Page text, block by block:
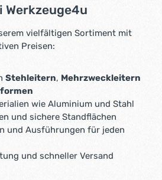
Werkzeuge4u
vielfältigen Sortiment mit
Preisen:
Stehleitern, Mehrzweckleitern
wie Aluminium und Stahl
und sichere Standflächen
und Ausführungen für jeden
und schneller Versand